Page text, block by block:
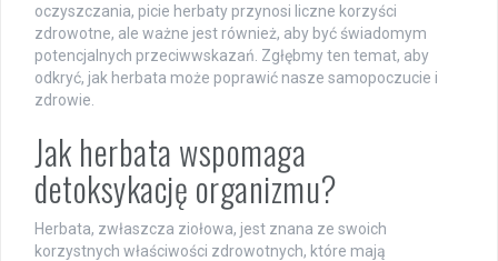
oczyszczania, picie herbaty przynosi liczne korzyści
zdrowotne, ale ważne jest również, aby być świadomym
potencjalnych przeciwwskazań. Zgłębmy ten temat, aby
odkryć, jak herbata może poprawić nasze samopoczucie i
zdrowie.
Jak herbata wspomaga
detoksykację organizmu?
Herbata, zwłaszcza ziołowa, jest znana ze swoich
korzystnych właściwości zdrowotnych, które mają